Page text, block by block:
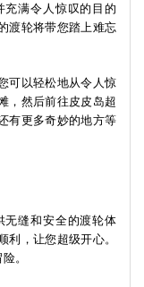
老城仅30分钟车程
Lanta West Coast)
城宁静的美景形成
。这里有标志性的
一次穿越时空的旅
充满令人惊叹的目的
渡轮将带您踏上难忘
可以轻松地从令人惊
，然后前往皮皮岛超
有更多奇妙的地方等
无缝和安全的渡轮体
利，让您超级开心。
。